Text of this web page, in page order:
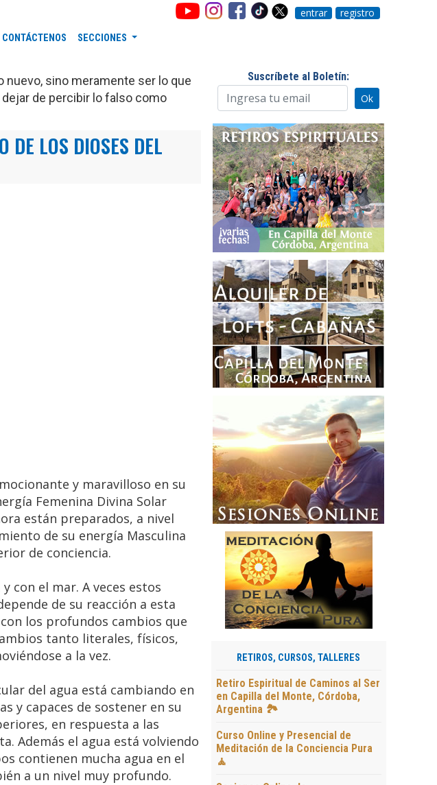
entrar registro
CONTÁCTENOS SECCIONES
nuevo, sino meramente ser lo que
de percibir lo falso como
DE LOS DIOSES DEL
y maravilloso en su
Femenina Divina Solar
están preparados, a nivel
de su energía Masculina
de conciencia.
con el mar. A veces estos
de su reacción a esta
los profundos cambios que
tanto literales, físicos,
a la vez.
del agua está cambiando en
y capaces de sostener en su
en respuesta a las
Además el agua está volviendo
contienen mucha agua en el
a un nivel muy profundo.
Suscríbete al Boletín:
RETIROS, CURSOS, TALLERES
Retiro Espiritual de Caminos al Ser
en Capilla del Monte, Córdoba,
Argentina 🏞️
Curso Online y Presencial de
Meditación de la Conciencia Pura
🧘